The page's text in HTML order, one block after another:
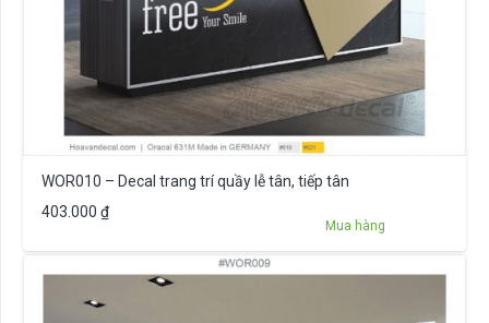
WOR010 – Decal trang trí quầy lễ tân, tiếp tân
403.000 ₫
Mua hàng